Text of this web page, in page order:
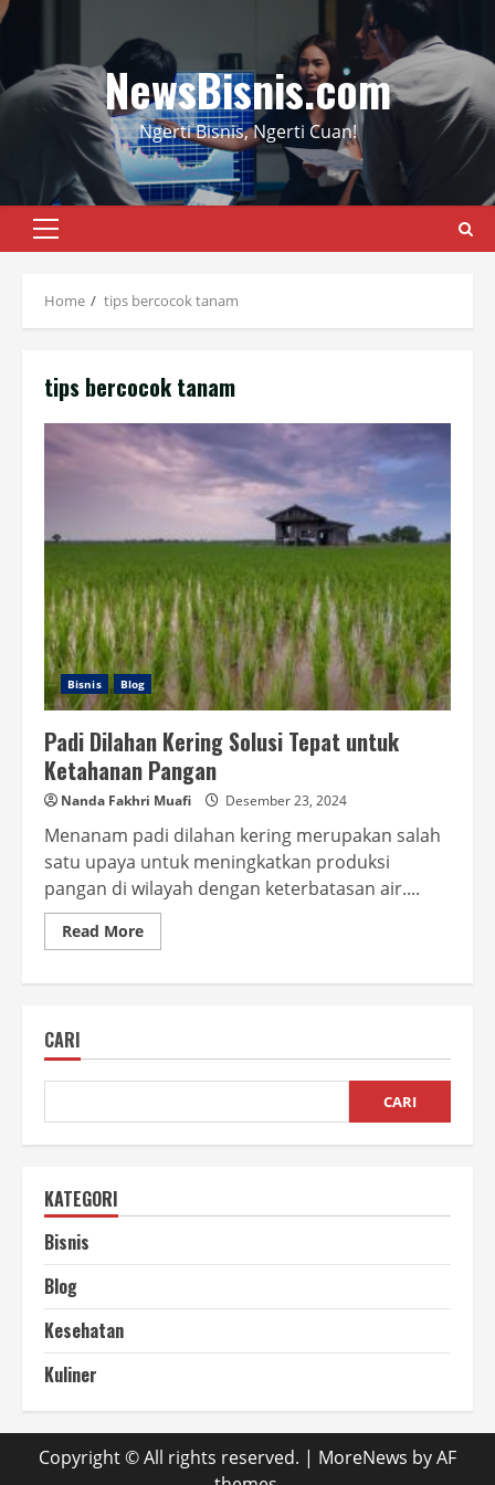
Skip
content
NewsBisnis.com
Ngerti Bisnis, Ngerti Cuan!
Primary
Home tips bercocok tanam
tips bercocok tanam
Bisnis Blog
Padi Dilahan Kering Solusi Tepat untuk
Ketahanan Pangan
Nanda Fakhri Muafi Desember 23, 2024
Menanam padi dilahan kering merupakan salah
satu upaya untuk meningkatkan produksi
pangan di wilayah dengan keterbatasan air....
Read MoreRead
more
untuk
Pangan
CARI
CARI
KATEGORI
Bisnis
Blog
Kesehatan
Kuliner
Copyright © All rights reserved. | MoreNews by AF